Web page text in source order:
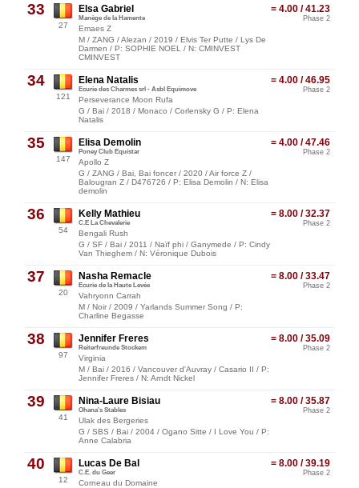
33
27
= 4.00 / 41.23
Phase 2
Elsa Gabriel
Manège de la Hamente
Emaes Z
M / ZANG / Alezan / 2019 / Elvis Ter Putte / Lys De
Darmen / P: SOPHIE NOEL / N: CMINVEST
CMINVEST
34
121
= 4.00 / 46.95
Phase 2
Elena Natalis
Ecurie des Charmes srl - Asbl Equimove
Perseverance Moon Rufa
G / Bai / 2018 / Monaco / Corlensky G / P: Elena
Natalis
35
147
= 4.00 / 47.46
Phase 2
Elisa Demolin
Poney Club Equistar
Apollo Z
G / ZANG / Bai, Bai foncer / 2020 / Air force Z /
Balougran Z / D476726 / P: Elisa Demolin / N: Elisa
demolin
36
54
= 8.00 / 32.37
Phase 2
Kelly Mathieu
C.E La Chevalerie
Bengali Rush
G / SF / Bai / 2011 / Naïf phi / Ganymede / P: Cindy
Van Thieghem / N: Véronique Dubois
37
20
= 8.00 / 33.47
Phase 2
Nasha Remacle
Ecurie de la Haute Levée
Vahryonn Carrah
M / Noir / 2009 / Yarlands Summer Song / P:
Charline Begasse
38
97
= 8.00 / 35.09
Phase 2
Jennifer Freres
Reiterfreunde Stockem
Virginia
M / Bai / 2016 / Vancouver d'Auvray / Casario II / P:
Jennifer Freres / N: Arndt Nickel
39
41
= 8.00 / 35.87
Phase 2
Nina-Laure Bisiau
Ohana's Stables
Ulak des Bergeries
G / SBS / Bai / 2004 / Ogano Sitte / I Love You / P:
Anne Calabria
40
12
= 8.00 / 39.19
Phase 2
Lucas De Bal
C.E. du Geer
Corneau du Domaine